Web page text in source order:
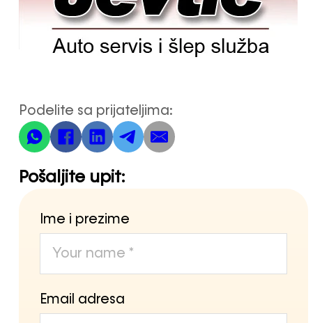
Podelite sa prijateljima:
Pošaljite upit:
Ime i prezime
Email adresa